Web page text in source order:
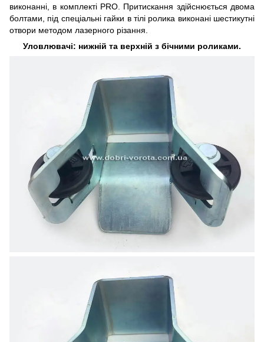
виконанні, в комплекті PRO. Притискання здійснюється двома
болтами, під спеціальні гайки в тілі ролика виконані шестикутні
отвори методом лазерного різання.
Уловлювачі: нижній та верхній з бічними роликами.